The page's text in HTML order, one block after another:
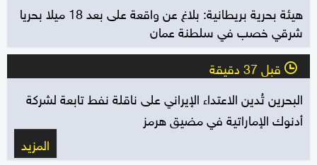
هيئة بحرية بريطانية: بلاغ عن واقعة على بعد 18 ميلا بحريا
شرقي خصب في سلطنة عمان
l قبل 37 دقيقة
البحرين تُدين الاعتداء الإيراني على ناقلة نفط تابعة لشركة
أدنوك الإماراتية في مضيق هرمز
المزيد